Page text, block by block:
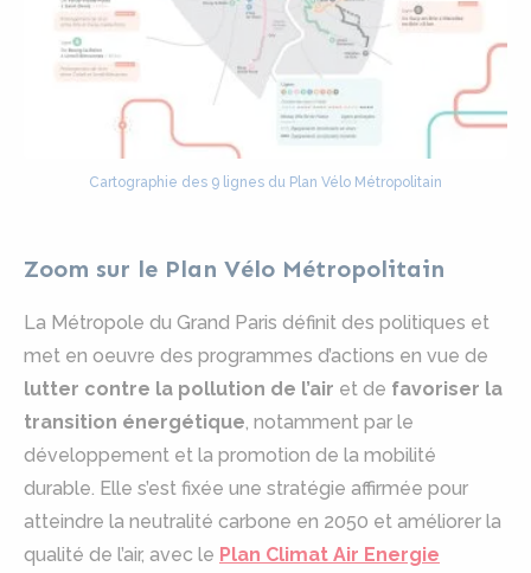
Cartographie des 9 lignes du Plan Vélo Métropolitain
Zoom sur le Plan Vélo Métropolitain
La Métropole du Grand Paris définit des politiques et
met en oeuvre des programmes d’actions en vue de
lutter contre la pollution de l’air et de favoriser la
transition énergétique, notamment par le
développement et la promotion de la mobilité
durable. Elle s’est fixée une stratégie affirmée pour
atteindre la neutralité carbone en 2050 et améliorer la
qualité de l’air, avec le Plan Climat Air Energie